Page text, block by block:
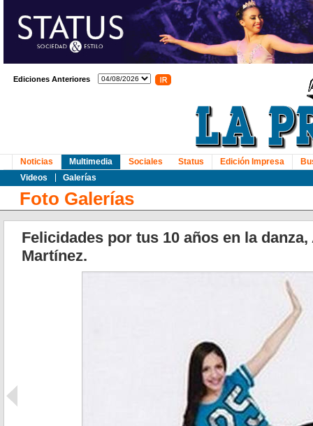
Ediciones Anteriores
Noticias
Multimedia
Videos
Galerías
Sociales Status Edición Impresa
Foto Galerías
Felicidades por tus 10 años en la
Martínez.